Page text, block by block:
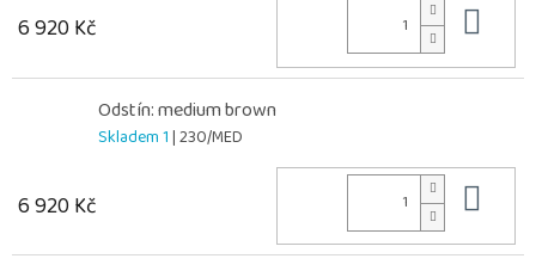
6 920 Kč
Odstín: medium brown
Skladem 1| 230/MED
6 920 Kč